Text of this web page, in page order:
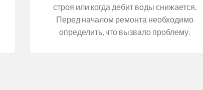
строя или когда дебит воды снижается.
Перед началом ремонта необходимо
определить, что вызвало проблему.